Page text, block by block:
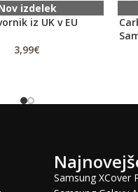
izdelek
iz UK v EU
3,99€
Samsung XCover